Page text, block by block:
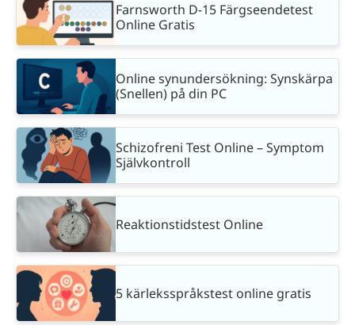
Farnsworth D-15 Färgseendetest
Online Gratis
Online synundersökning: Synskärpa
(Snellen) på din PC
Schizofreni Test Online – Symptom
Självkontroll
Reaktionstidstest Online
5 kärleksspråkstest online gratis